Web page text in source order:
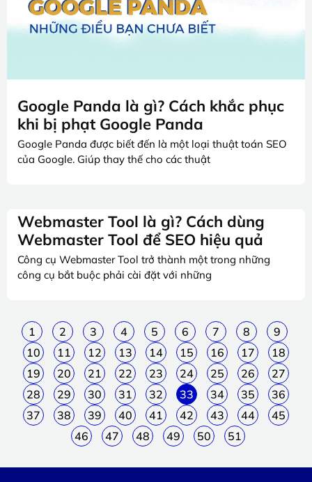
Google Panda là gì? Cách khắc phục
khi bị phạt Google Panda
Google Panda được biết đến là một loại thuật toán SEO
của Google. Giúp thay thế cho các thuật
Webmaster Tool là gì? Cách dùng
Webmaster Tool để SEO hiệu quả
Công cụ Webmaster Tool trở thành một trong những
công cụ bắt buộc phải cài đặt với những
1 2 3 4 5 6 7 8
9
10
11 12 13 14 15 16 17
18
19
20 21 22 23 24 25 26
27
28
29 30 31 32 33 34 35
36
37
38 39 40 41 42 43 44
45
46
47 48 49 50 51